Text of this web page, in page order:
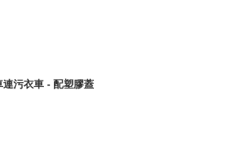
連污衣車 - 配塑膠蓋